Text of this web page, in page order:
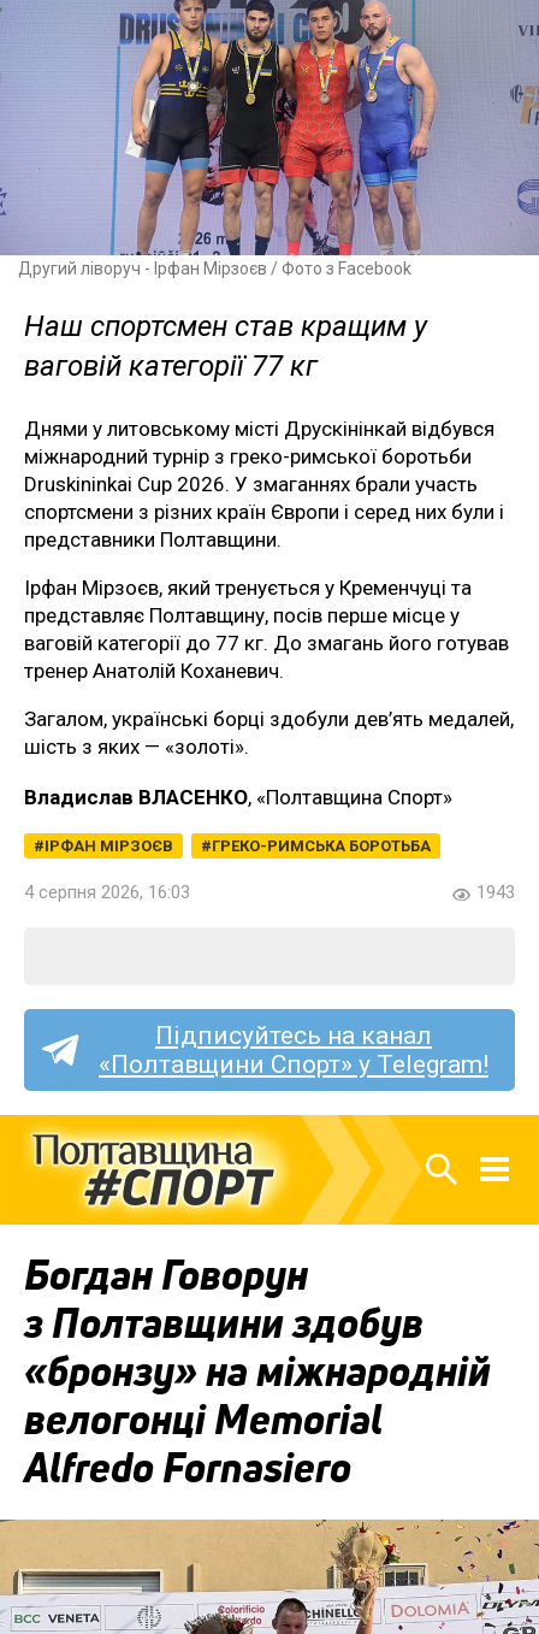
Другий ліворуч - Ірфан Мірзоєв / Фото з Facebook
Наш спортсмен став кращим у
ваговій категорії 77 кг
Днями у литовському місті Друскінінкай відбувся
міжнародний турнір з греко-римської боротьби
Druskininkai Cup 2026. У змаганнях брали участь
спортсмени з різних країн Європи і серед них були і
представники Полтавщини.
Ірфан Мірзоєв, який тренується у Кременчуці та
представляє Полтавщину, посів перше місце у
ваговій категорії до 77 кг. До змагань його готував
тренер Анатолій Коханевич.
Загалом, українські борці здобули дев’ять медалей,
шість з яких — «золоті».
Владислав ВЛАСЕНКО, «Полтавщина Спорт»
ІРФАН МІРЗОЄВ ГРЕКО-РИМСЬКА БОРОТЬБА
4 серпня 2026, 16:03 1943
Підписуйтесь на канал
«Полтавщини Спорт» у Telegram!
Богдан Говорун
з Полтавщини здобув
«бронзу» на міжнародній
велогонці Memorial
Alfredo Fornasiero